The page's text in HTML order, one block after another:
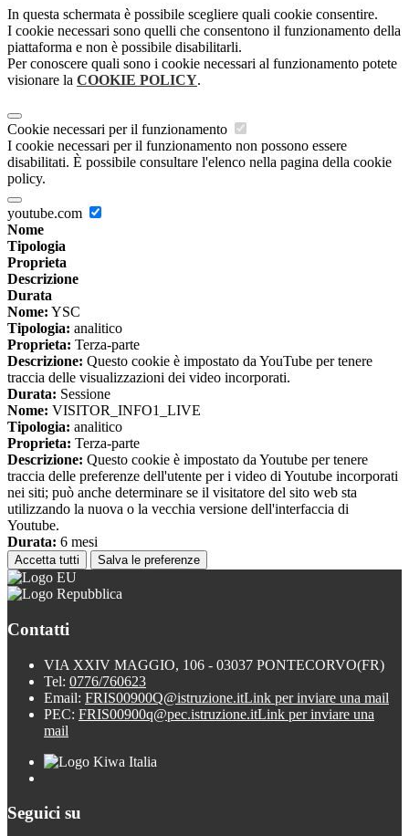
In questa schermata è possibile scegliere quali cookie consentire.
I cookie necessari sono quelli che consentono il funzionamento della
piattaforma e non è possibile disabilitarli.
Per conoscere quali sono i cookie necessari al funzionamento potete
visionare la COOKIE POLICY.
Cookie necessari per il funzionamento
I cookie necessari per il funzionamento non possono essere
disabilitati. È possibile consultare l'elenco nella pagina della cookie
policy.
youtube.com
Nome
Tipologia
Proprieta
Descrizione
Durata
Nome: YSC
Tipologia: analitico
Proprieta: Terza-parte
Descrizione: Questo cookie è impostato da YouTube per tenere
traccia delle visualizzazioni dei video incorporati.
Durata: Sessione
Nome: VISITOR_INFO1_LIVE
Tipologia: analitico
Proprieta: Terza-parte
Descrizione: Questo cookie è impostato da Youtube per tenere
traccia delle preferenze dell'utente per i video di Youtube incorporati
nei siti; può anche determinare se il visitatore del sito web sta
utilizzando la nuova o la vecchia versione dell'interfaccia di
Youtube.
Durata: 6 mesi
Accetta tutti Salva le preferenze
Contatti
VIA XXIV MAGGIO, 106 - 03037 PONTECORVO(FR)
Tel: 0776/760623
Email: FRIS00900Q@istruzione.itLink per inviare una mail
PEC: FRIS00900q@pec.istruzione.itLink per inviare una
mail
Seguici su